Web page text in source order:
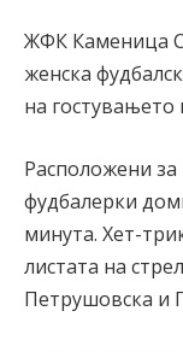
ЖФК Каменица
женска
на
Расположени
фудбалерки
минута. Хет-
листата на
Петрушовска и